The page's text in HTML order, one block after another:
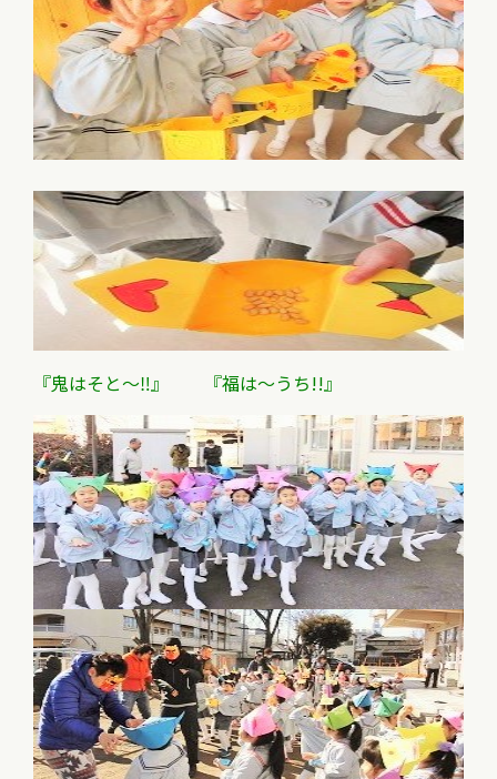
『鬼はそと～‼』 『福は～うち!!』